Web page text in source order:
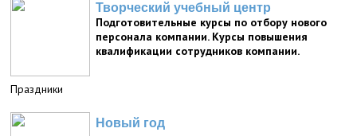
Творческий учебный центр
Подготовительные курсы по отбору нового
персонала компании. Курсы повышения
квалификации сотрудников компании.
Праздники
Новый год